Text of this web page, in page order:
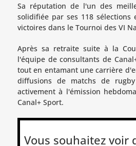
Sa réputation de l'un des
solidifiée par ses 118
victoires dans le Tournoi des VI
Après sa retraite suite à la
l'équipe de consultants de
tout en entamant une carrière
diffusions de matchs de
activement à l'émission
Canal+ Sport.
Vous souhaitez voir